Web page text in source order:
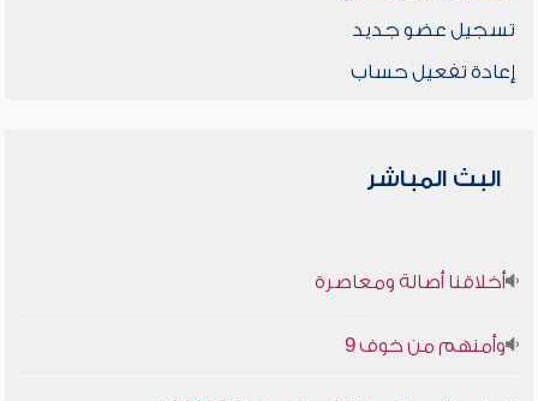
تسجيل عضو جديد
إعادة تفعيل حساب
البث المباشر
أخلاقنا أصالة ومعاصرة
وأمنهم من خوف 9